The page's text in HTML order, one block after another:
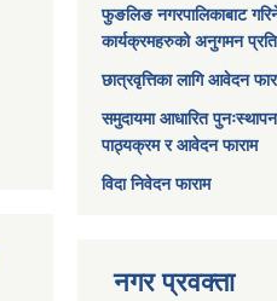
फुङलिङ नगरपालिकाबाट
कार्यक्रमहरुको अनुगमन
छात्रवृत्तिका लागि आवेदन
समुदायमा आधारित
पाठ्यक्रम र आवेदन फाराम
विदा निवेदन फाराम
नगर प्रवक्ता